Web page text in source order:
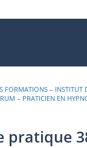
FORMATIONS –
– PRATICIEN EN
pratique